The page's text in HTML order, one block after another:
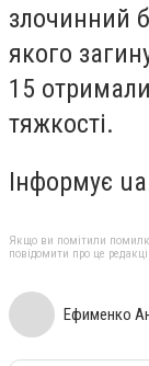
злочинний
якого
15
тяжкості.
Інформує
Якщо ви помітили
повідомити про це
Ефименко